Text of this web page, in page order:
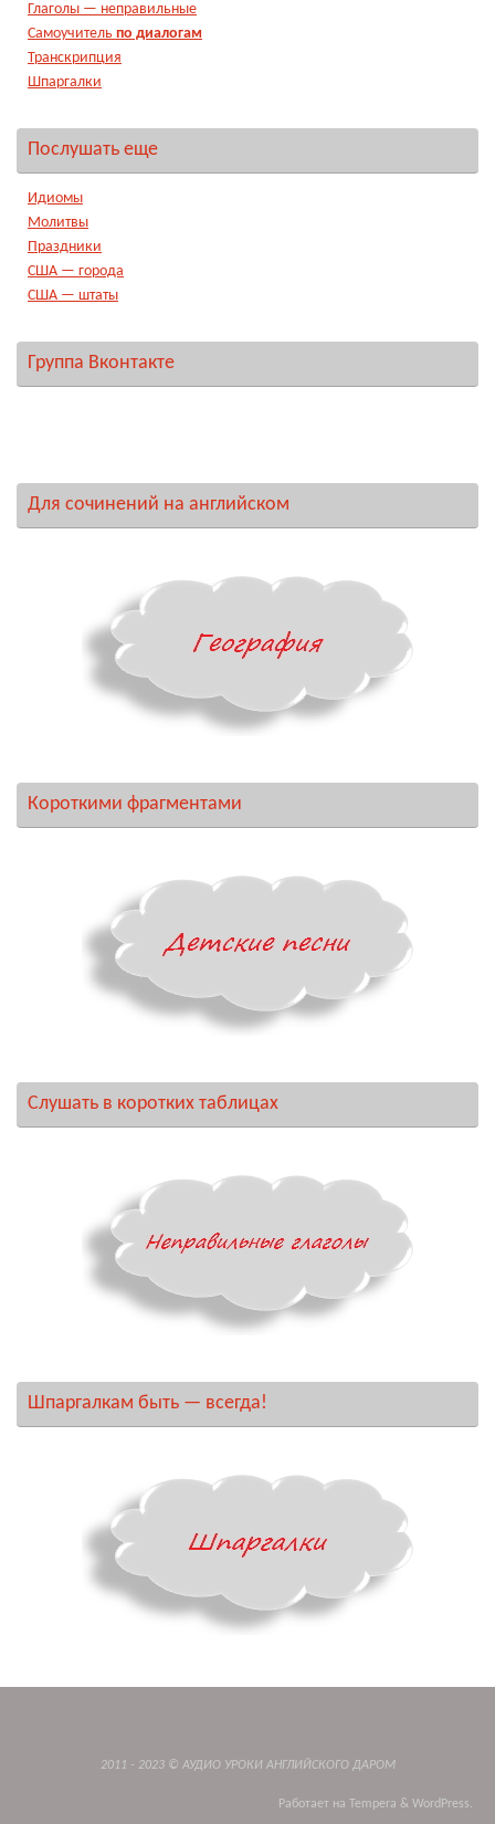
Глаголы — неправильные
Самоучитель по диалогам
Транскрипция
Шпаргалки
Послушать еще
Идиомы
Молитвы
Праздники
США — города
США — штаты
Группа Вконтакте
Для сочинений на английском
Короткими фрагментами
Слушать в коротких таблицах
Шпаргалкам быть — всегда!
2011 - 2023 © АУДИО УРОКИ АНГЛИЙСКОГО ДАРОМ
Работает на Tempera & WordPress.